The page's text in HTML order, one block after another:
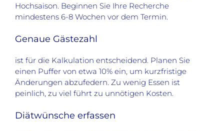
Hochsaison. Beginnen Sie Ihre Recherche
mindestens 6-8 Wochen vor dem Termin.
Genaue Gästezahl
ist für die Kalkulation entscheidend. Planen Sie
einen Puffer von etwa 10% ein, um kurzfristige
Änderungen abzufedern. Zu wenig Essen ist
peinlich, zu viel führt zu unnötigen Kosten.
Diätwünsche erfassen